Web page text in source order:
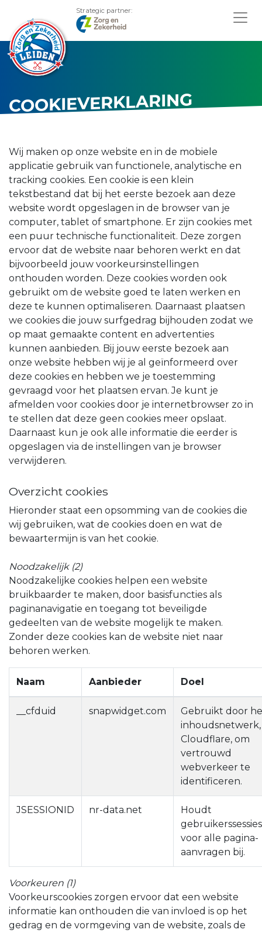
Strategic partner:
COOKIEVERKLARING
Wij maken op onze website en in de mobiele
applicatie gebruik van functionele, analytische en
tracking cookies. Een cookie is een klein
tekstbestand dat bij het eerste bezoek aan deze
website wordt opgeslagen in de browser van je
computer, tablet of smartphone. Er zijn cookies met
een puur technische functionaliteit. Deze zorgen
ervoor dat de website naar behoren werkt en dat
bijvoorbeeld jouw voorkeursinstellingen
onthouden worden. Deze cookies worden ook
gebruikt om de website goed te laten werken en
deze te kunnen optimaliseren. Daarnaast plaatsen
we cookies die jouw surfgedrag bijhouden zodat we
op maat gemaakte content en advertenties
kunnen aanbieden. Bij jouw eerste bezoek aan
onze website hebben wij je al geïnformeerd over
deze cookies en hebben we je toestemming
gevraagd voor het plaatsen ervan. Je kunt je
afmelden voor cookies door je internetbrowser zo in
te stellen dat deze geen cookies meer opslaat.
Daarnaast kun je ook alle informatie die eerder is
opgeslagen via de instellingen van je browser
verwijderen.
Overzicht cookies
Hieronder staat een opsomming van de cookies die
wij gebruiken, wat de cookies doen en wat de
bewaartermijn is van het cookie.
Noodzakelijk (2)
Noodzakelijke cookies helpen een website
bruikbaarder te maken, door basisfuncties als
paginanavigatie en toegang tot beveiligde
gedeelten van de website mogelijk te maken.
Zonder deze cookies kan de website niet naar
behoren werken.
Naam Aanbieder Doel
__cfduid snapwidget.com
Gebruikt door
inhoudsnetwerk,
Cloudflare, om
vertrouwd
webverkeer te
identificeren.
JSESSIONID nr-data.net
Houdt
voor alle pagina-
aanvragen bij.
Voorkeuren (1)
Voorkeurscookies zorgen ervoor dat een website
informatie kan onthouden die van invloed is op het
gedrag en de vormgeving van de website, zoals de